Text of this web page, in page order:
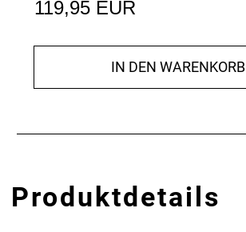
119,95 EUR
IN DEN WARENKORB
Produktdetails